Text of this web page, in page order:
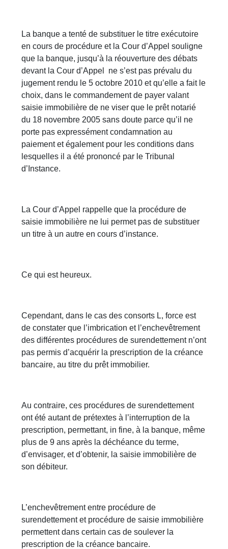
La banque a tenté de substituer le titre exécutoire
en cours de procédure et la Cour d’Appel souligne
que la banque, jusqu’à la réouverture des débats
devant la Cour d’Appel ne s’est pas prévalu du
jugement rendu le 5 octobre 2010 et qu’elle a fait le
choix, dans le commandement de payer valant
saisie immobilière de ne viser que le prêt notarié
du 18 novembre 2005 sans doute parce qu’il ne
porte pas expressément condamnation au
paiement et également pour les conditions dans
lesquelles il a été prononcé par le Tribunal
d’Instance.
La Cour d’Appel rappelle que la procédure de
saisie immobilière ne lui permet pas de substituer
un titre à un autre en cours d’instance.
Ce qui est heureux.
Cependant, dans le cas des consorts L, force est
de constater que l’imbrication et l’enchevêtrement
des différentes procédures de surendettement n’ont
pas permis d’acquérir la prescription de la créance
bancaire, au titre du prêt immobilier.
Au contraire, ces procédures de surendettement
ont été autant de prétextes à l’interruption de la
prescription, permettant, in fine, à la banque, même
plus de 9 ans après la déchéance du terme,
d’envisager, et d’obtenir, la saisie immobilière de
son débiteur.
L’enchevêtrement entre procédure de
surendettement et procédure de saisie immobilière
permettent dans certain cas de soulever la
prescription de la créance bancaire.